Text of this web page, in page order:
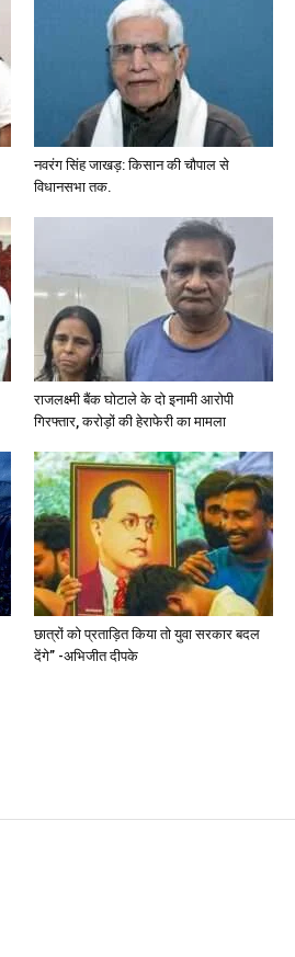
नवरंग सिंह जाखड़: किसान की चौपाल से
विधानसभा तक.
राजलक्ष्मी बैंक घोटाले के दो इनामी आरोपी
गिरफ्तार, करोड़ों की हेराफेरी का मामला
छात्रों को प्रताड़ित किया तो युवा सरकार बदल
देंगे” -अभिजीत दीपके